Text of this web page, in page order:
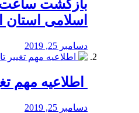
بازگشت ساعت
اسلامی استان
دسامبر 25, 2019
اطلاعیه مهم
دسامبر 25, 2019